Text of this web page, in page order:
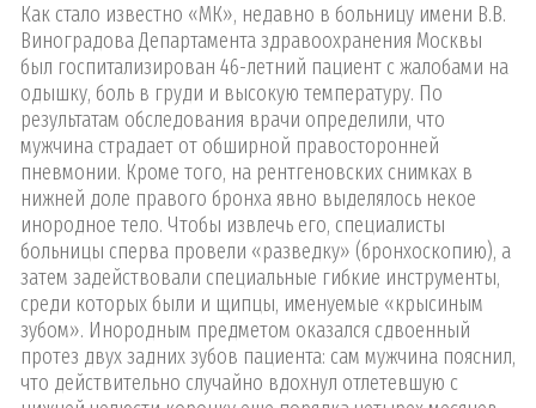
Как стало известно «МК», недавно в больницу имени В.В.
Виноградова Департамента здравоохранения Москвы
был госпитализирован 46-летний пациент с жалобами на
одышку, боль в груди и высокую температуру. По
результатам обследования врачи определили, что
мужчина страдает от обширной правосторонней
пневмонии. Кроме того, на рентгеновских снимках в
нижней доле правого бронха явно выделялось некое
инородное тело. Чтобы извлечь его, специалисты
больницы сперва провели «разведку» (бронхоскопию), а
затем задействовали специальные гибкие инструменты,
среди которых были и щипцы, именуемые «крысиным
зубом». Инородным предметом оказался сдвоенный
протез двух задних зубов пациента: сам мужчина пояснил,
что действительно случайно вдохнул отлетевшую с